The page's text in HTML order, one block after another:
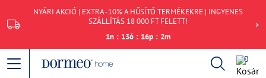
NYÁRI AKCIÓ | EXTRA -10% A HŰSÍTŐ TERMÉKEKRE | INGYENES
SZÁLLÍTÁS 18 000 FT FELETT!
1n : 13ó : 16p : 2m
0